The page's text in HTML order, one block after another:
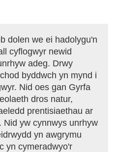
dolen we ei hadolygu'n
cyflogwyr newid
adeg. Drwy
byddwch yn mynd i
Nid oes gan Gyrfa
dros natur,
prentisiaethau ar
Nid yw cynnwys unrhyw
yn awgrymu
yn cymeradwyo'r